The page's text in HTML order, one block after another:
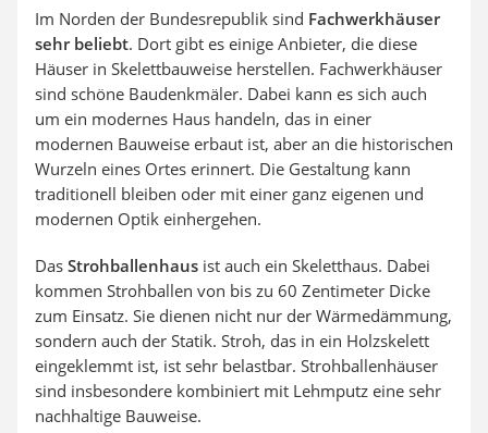
Im Norden der Bundesrepublik sind Fachwerkhäuser
sehr beliebt. Dort gibt es einige Anbieter, die diese
Häuser in Skelettbauweise herstellen. Fachwerkhäuser
sind schöne Baudenkmäler. Dabei kann es sich auch
um ein modernes Haus handeln, das in einer
modernen Bauweise erbaut ist, aber an die historischen
Wurzeln eines Ortes erinnert. Die Gestaltung kann
traditionell bleiben oder mit einer ganz eigenen und
modernen Optik einhergehen.
Das Strohballenhaus ist auch ein Skeletthaus. Dabei
kommen Strohballen von bis zu 60 Zentimeter Dicke
zum Einsatz. Sie dienen nicht nur der Wärmedämmung,
sondern auch der Statik. Stroh, das in ein Holzskelett
eingeklemmt ist, ist sehr belastbar. Strohballenhäuser
sind insbesondere kombiniert mit Lehmputz eine sehr
nachhaltige Bauweise.